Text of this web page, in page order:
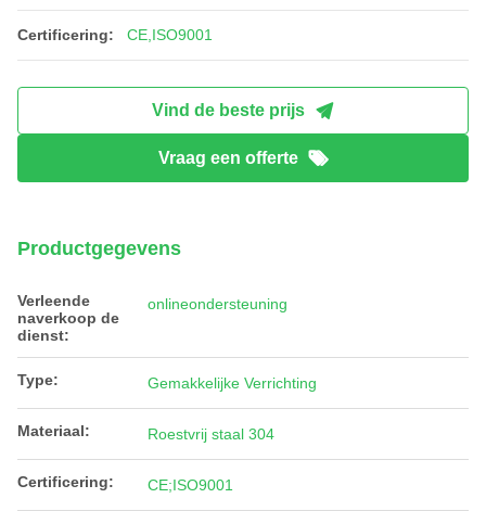
Certificering: CE,ISO9001
Vind de beste prijs
Vraag een offerte
Productgegevens
Verleende
naverkoop de
dienst:
onlineondersteuning
Type: Gemakkelijke Verrichting
Materiaal: Roestvrij staal 304
Certificering: CE;ISO9001